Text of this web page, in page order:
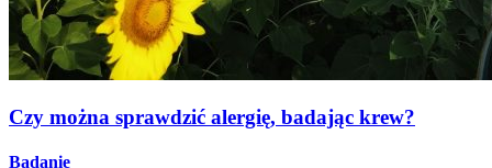
Czy można sprawdzić alergię, badając krew?
Badanie